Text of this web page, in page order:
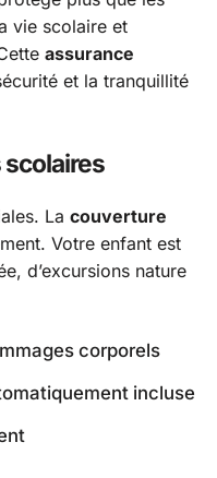
vie scolaire et
assurance
et la tranquillité
La couverture
Votre enfant est
d’excursions nature
corporels
incluse